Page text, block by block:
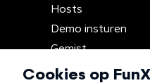
Hosts
Demo insturen
Gemist